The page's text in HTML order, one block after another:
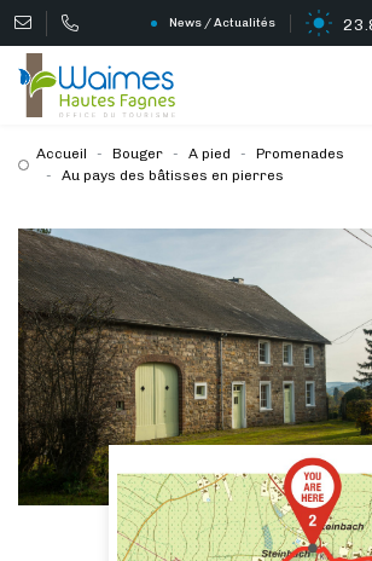
News / Actualités
Accueil Bouger A pied
Promenades
Au pays des bâtisses en pierres